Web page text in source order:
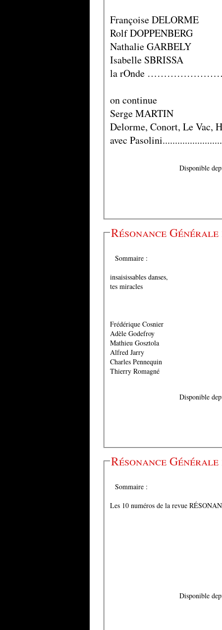
Françoise DELORME
Rolf DOPPENBERG
Nathalie GARBELY
Isabelle SBRISSA
la rOnde
on continue
Serge MARTIN
Delorme, Conort, Le Vac,
avec
Disponible
Résonance Générale
Sommaire :
insaisissables danses,
tes miracles
Frédérique Cosnier
Adèle Godefroy
Mathieu Gosztola
Alfred Jarry
Charles Pennequin
Thierry Romagné
Disponible
Résonance Générale
Sommaire :
Les 10 numéros de la revue
Disponible